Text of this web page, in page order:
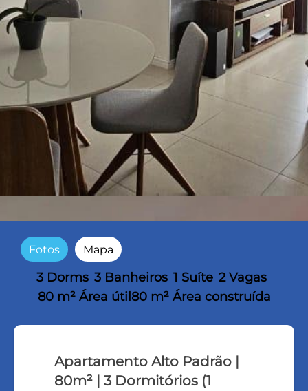
Fotos Mapa
3 Dorms 3 Banheiros 1 Suíte 2 Vagas
80 m² Área útil80 m² Área construída
Apartamento Alto Padrão |
80m² | 3 Dormitórios (1